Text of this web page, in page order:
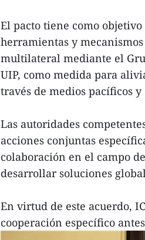
El pacto tiene como
herramientas y
multilateral mediante el
UIP, como medida para
través de medios pacíficos
Las autoridades
acciones conjuntas
colaboración en el campo
desarrollar soluciones
En virtud de este acuerdo,
cooperación específico